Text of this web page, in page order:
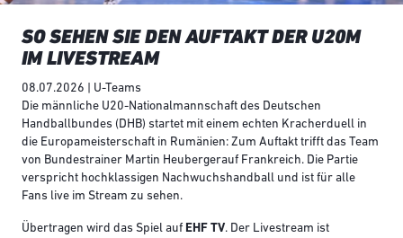
SO SEHEN SIE DEN AUFTAKT DER U20M
IM LIVESTREAM
08.07.2026 | U-Teams
Die männliche U20-Nationalmannschaft des Deutschen
Handballbundes (DHB) startet mit einem echten Kracherduell in
die Europameisterschaft in Rumänien: Zum Auftakt trifft das Team
von Bundestrainer Martin Heubergerauf Frankreich. Die Partie
verspricht hochklassigen Nachwuchshandball und ist für alle
Fans live im Stream zu sehen.
Übertragen wird das Spiel auf EHF TV. Der Livestream ist